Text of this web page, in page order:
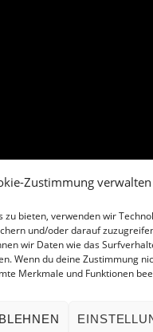
Zustimmung verwalten
bieten, verwenden wir
und/oder darauf
wir Daten wie das
Wenn du deine Zustimmung
Merkmale und Funktionen